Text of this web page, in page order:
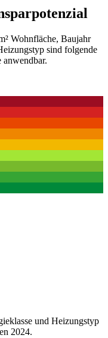
Wohnfläche, Baujahr
sind folgende
anwendbar.
und Heizungstyp
2024.